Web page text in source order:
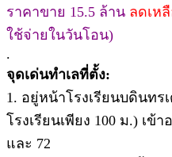
ราคาขาย 15.5 ล้าน ลดเห
ใช้จ่ายในวันโอน)
.
จุดเด่นทำเลที่ตั้ง:
1. อยู่หน้าโรงเรียนบดินทร
โรงเรียนเพียง 100 ม.) เข้
และ 72